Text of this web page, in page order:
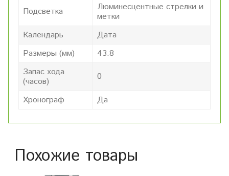
Подсветка
Люминесцентные стрелки и
метки
Календарь
Дата
Размеры (мм)
43.8
Запас хода
(часов)
0
Хронограф
Да
Похожие товары